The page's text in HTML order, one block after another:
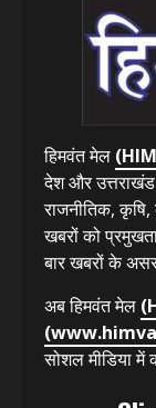
हिमवंत मेल
देश और उत्तराखंड
राजनीतिक,
खबरों को
बार खबरों के
अब हिमवंत मेल
सोशल मीडिया में